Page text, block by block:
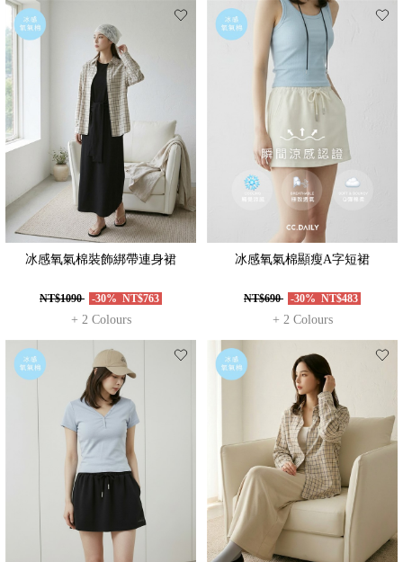
冰感氧氣棉裝飾綁帶連身裙
NT$1090 -30% NT$763
+ 2 Colours
冰感氧氣棉顯瘦A字短裙
NT$690 -30% NT$483
+ 2 Colours